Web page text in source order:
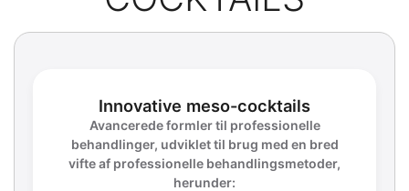
Innovative meso-cocktails
Avancerede formler til professionelle
behandlinger, udviklet til brug med en bred
vifte af professionelle behandlingsmetoder,
herunder: